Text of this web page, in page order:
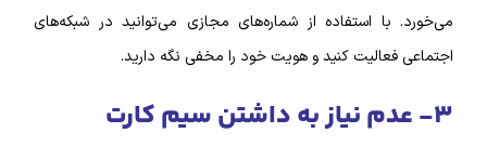
می‌خورد. با استفاده از شماره‌های مجازی می‌توانید در شبکه‌های
اجتماعی فعالیت کنید و هویت خود را مخفی نگه دارید.
۳- عدم نیاز به داشتن سیم کارت